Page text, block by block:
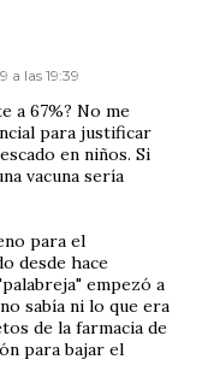
a las 19:39
a 67%? No me
para justificar
en niños. Si
vacuna sería
para el
desde hace
empezó a
sabía ni lo que era
de la farmacia de
para bajar el